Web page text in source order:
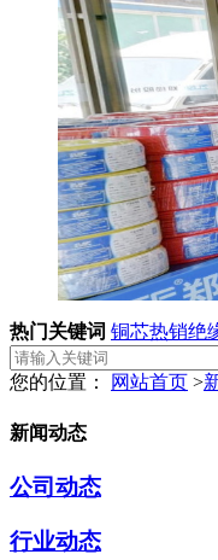
热门关键词 铜芯热销绝
您的位置： 网站首页 >
新闻动态
公司动态
行业动态